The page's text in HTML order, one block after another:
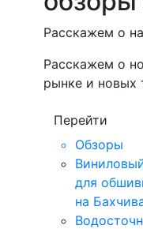
Расскажем о
Расскажем о
рынке и новых
Перейти
Обзоры
для
на